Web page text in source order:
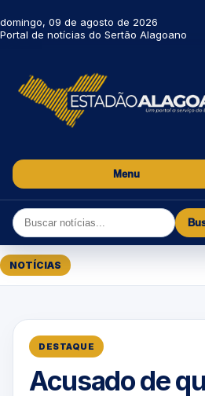
domingo, 09 de agosto de 2026
Portal de notícias do Sertão Alagoano
Menu
NOTÍCIAS
DESTAQUE
Acusado de